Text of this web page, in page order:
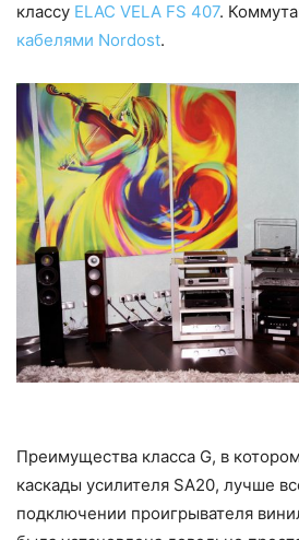
классу ELAC VELA FS 407.
кабелями Nordost.
Преимущества класса G, в
каскады усилителя SA20, лучше
подключении проигрывателя